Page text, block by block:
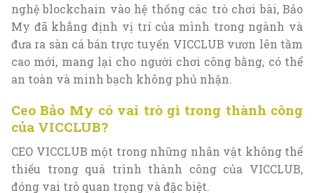
nghệ blockchain vào hệ thống các trò chơi bài, Bảo
My đã khẳng định vị trí của mình trong ngành và
đưa ra sàn cá bán trực tuyến VICCLUB vươn lên tầm
cao mới, mang lại cho người chơi công bằng, có thể
an toàn và minh bạch không phủ nhận.
Ceo Bảo My có vai trò gì trong thành công
của VICCLUB?
CEO VICCLUB một trong những nhân vật không thể
thiếu trong quá trình thành công của VICCLUB,
đóng vai trò quan trọng và đặc biệt.